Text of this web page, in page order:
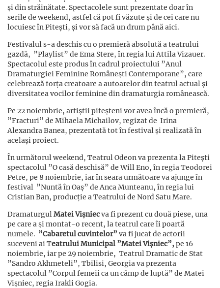
și din străinătate. Spectacolele sunt prezentate doar în
serile de weekend, astfel că pot fi văzute și de cei care nu
locuiesc în Pitești, și vor să facă un drum până aici.
Festivalul s-a deschis cu o premieră absolută a teatrului
gazdă, ”Playlist” de Ema Stere, în regia lui Attila Vizauer.
Spectacolul este produs în cadrul proiectului ”Anul
Dramaturgiei Feminine Românești Contemporane”, care
celebrează forța creatoare a autoarelor din teatrul actual și
diversitatea vocilor feminine din dramaturgia românească.
Pe 22 noiembrie, artiștii piteșteni vor avea încă o premieră,
”Fracturi” de Mihaela Michailov, regizat de Irina
Alexandra Banea, prezentată tot în festival și realizată în
același proiect.
În următorul weekend, Teatrul Odeon va prezenta la Pitești
spectacolul ”O casă deschisă” de Will Eno, în regia Teodorei
Petre, pe 8 noiembrie, iar în seara următoare va ajunge în
festival ”Nuntă în Oaș” de Anca Munteanu, în regia lui
Cristian Ban, producție a Teatrului de Nord Satu Mare.
DramaturgulMatei Vișniecva fi prezent cu două piese, una
pe care a și montat-o recent, la teatrul care îi poartă
numele. ”Cabaretul cuvintelor” va fi jucat de actorii
suceveni ai Teatrului Municipal ”Matei Vișniec”, pe 16
noiembrie, iar pe 29 noiembrie, Teatrul Dramatic de Stat
”Sandro Akhmeteli”, Tbilisi, Georgia va prezenta
spectacolul ”Corpul femeii ca un câmp de luptă” de Matei
Vișniec, regia Irakli Gogia.